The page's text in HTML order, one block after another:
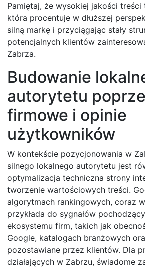
Pamiętaj, że wysokiej jakości treści
która procentuje w dłuższej
silną markę i przyciągając stały
potencjalnych klientów
Zabrza.
Budowanie
autorytetu
firmowe i opinie
użytkowników
W kontekście pozycjonowania w
silnego lokalnego autorytetu jest
optymalizacja techniczna strony
tworzenie wartościowych treści.
algorytmach rankingowych, coraz
przykłada do sygnałów
ekosystemu firm, takich jak
Google, katalogach branżowych
pozostawiane przez klientów. Dla
działających w Zabrzu, świadome